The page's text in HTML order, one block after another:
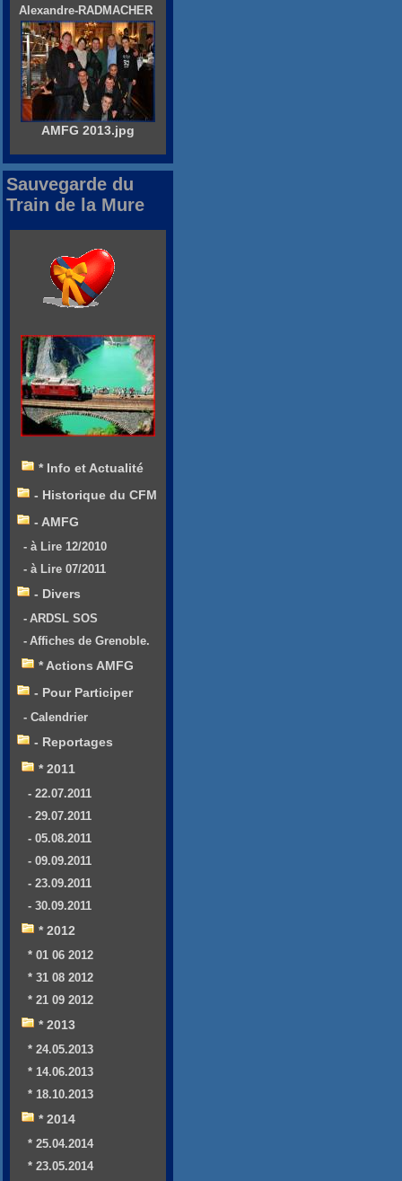
Alexandre-RADMACHER
AMFG 2013.jpg
Sauvegarde du
Train de la Mure
* Info et Actualité
- Historique du CFM
- AMFG
- à Lire 12/2010
- à Lire 07/2011
- Divers
- ARDSL SOS
- Affiches de Grenoble.
* Actions AMFG
- Pour Participer
- Calendrier
- Reportages
* 2011
- 22.07.2011
- 29.07.2011
- 05.08.2011
- 09.09.2011
- 23.09.2011
- 30.09.2011
* 2012
* 01 06 2012
* 31 08 2012
* 21 09 2012
* 2013
* 24.05.2013
* 14.06.2013
* 18.10.2013
* 2014
* 25.04.2014
* 23.05.2014